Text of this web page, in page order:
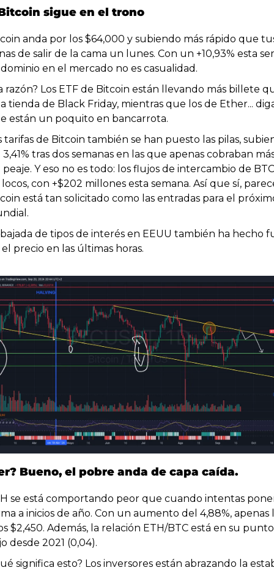
sigue en el trono
anda por los $64,000 y subiendo más rápido que
de salir de la cama un lunes. Con un +10,93% esta
en el mercado no es casualidad.
razón? Los ETF de Bitcoin están llevando más billete
tienda de Black Friday, mientras que los de Ether...
están un poquito en bancarrota.
tarifas de Bitcoin también se han puesto las pilas,
tras dos semanas en las que apenas cobraban
Y eso no es todo: los flujos de intercambio de
con +$202 millones esta semana. Así que sí,
está tan solicitado como las entradas para el
de tipos de interés en EEUU también ha hecho
precio en las últimas horas.
Bueno, el pobre anda de capa caída.
se está comportando peor que cuando intentas
a inicios de año. Con un aumento del 4,88%, apenas
$2,450. Además, la relación ETH/BTC está en su
desde 2021 (0,04).
significa esto? Los inversores están abrazando la